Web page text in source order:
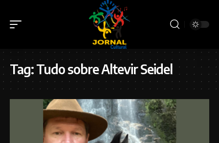
Tag:Tudo sobre Altevir Seidel